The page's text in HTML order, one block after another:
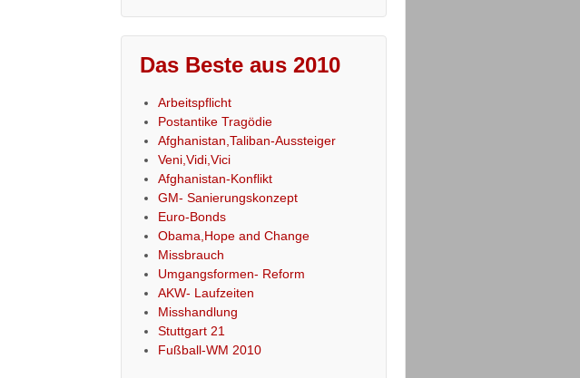
Das Beste aus 2010
Arbeitspflicht
Postantike Tragödie
Afghanistan,Taliban-Aussteiger
Veni,Vidi,Vici
Afghanistan-Konflikt
GM- Sanierungskonzept
Euro-Bonds
Obama,Hope and Change
Missbrauch
Umgangsformen- Reform
AKW- Laufzeiten
Misshandlung
Stuttgart 21
Fußball-WM 2010